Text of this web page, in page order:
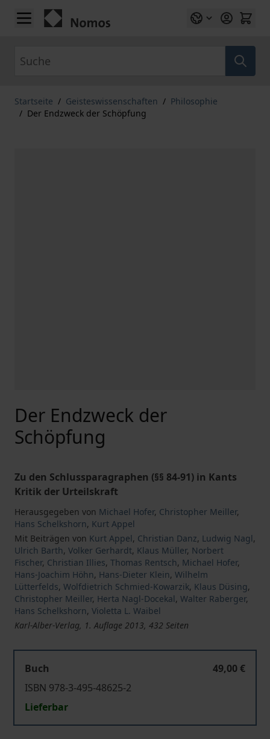
Zum Inhalt springen
Startseite / Geisteswissenschaften / Philosophie
/ Der Endzweck der Schöpfung
Der Endzweck der
Schöpfung
Zu den Schlussparagraphen (§§ 84-91) in Kants
Kritik der Urteilskraft
Herausgegeben von Michael Hofer, Christopher Meiller,
Hans Schelkshorn, Kurt Appel
Mit Beiträgen von Kurt Appel, Christian Danz, Ludwig Nagl,
Ulrich Barth, Volker Gerhardt, Klaus Müller, Norbert
Fischer, Christian Illies, Thomas Rentsch, Michael Hofer,
Hans-Joachim Höhn, Hans-Dieter Klein, Wilhelm
Lütterfelds, Wolfdietrich Schmied-Kowarzik, Klaus Düsing,
Christopher Meiller, Herta Nagl-Docekal, Walter Raberger,
Hans Schelkshorn, Violetta L. Waibel
Karl-Alber-Verlag, 1. Auflage 2013, 432 Seiten
Buch
49,00 €
ISBN 978-3-495-48625-2
Lieferbar